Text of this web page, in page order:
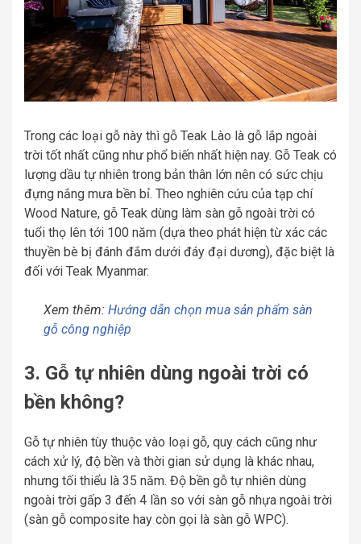
Trong các loại gỗ này thì gỗ Teak Lào là gỗ lắp ngoài
trời tốt nhất cũng như phổ biến nhất hiện nay. Gỗ Teak có
lượng dầu tự nhiên trong bản thân lớn nên có sức chịu
đựng nắng mưa bền bỉ. Theo nghiên cứu của tạp chí
Wood Nature, gỗ Teak dùng làm sàn gỗ ngoài trời có
tuổi thọ lên tới 100 năm (dựa theo phát hiện từ xác các
thuyền bè bị đánh đắm dưới đáy đại dương), đặc biệt là
đối với Teak Myanmar.
Xem thêm: Hướng dẫn chọn mua sản phẩm sàn
gỗ công nghiệp
3. Gỗ tự nhiên dùng ngoài trời có
bền không?
Gỗ tự nhiên tùy thuộc vào loại gỗ, quy cách cũng như
cách xử lý, độ bền và thời gian sử dụng là khác nhau,
nhưng tối thiểu là 35 năm. Độ bền gỗ tự nhiên dùng
ngoài trời gấp 3 đến 4 lần so với sàn gỗ nhựa ngoài trời
(sàn gỗ composite hay còn gọi là sàn gỗ WPC).